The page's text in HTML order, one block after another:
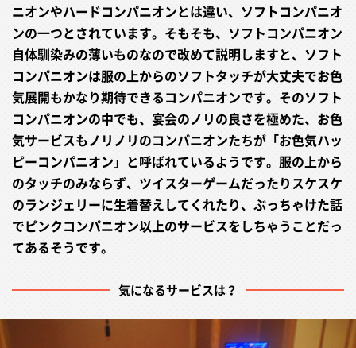
ニオンやハードコンパニオンとは違い、ソフトコンパニオ
ンの一つとされています。そもそも、ソフトコンパニオン
自体馴染みの薄いものなので改めて説明しますと、ソフト
コンパニオンは服の上からのソフトタッチが大丈夫でお色
気展開もかなり期待できるコンパニオンです。そのソフト
コンパニオンの中でも、宴会のノリの良さを極めた、お色
気サービスもノリノリのコンパニオンたちが「お色気ハッ
ピーコンパニオン」と呼ばれているようです。服の上から
のタッチのみならず、ツイスターゲームだったりスケスケ
のランジェリーに生着替えしてくれたり、ぶっちゃけた話
でピンクコンパニオン以上のサービスをしちゃうことだっ
てあるそうです。
気になるサービスは？